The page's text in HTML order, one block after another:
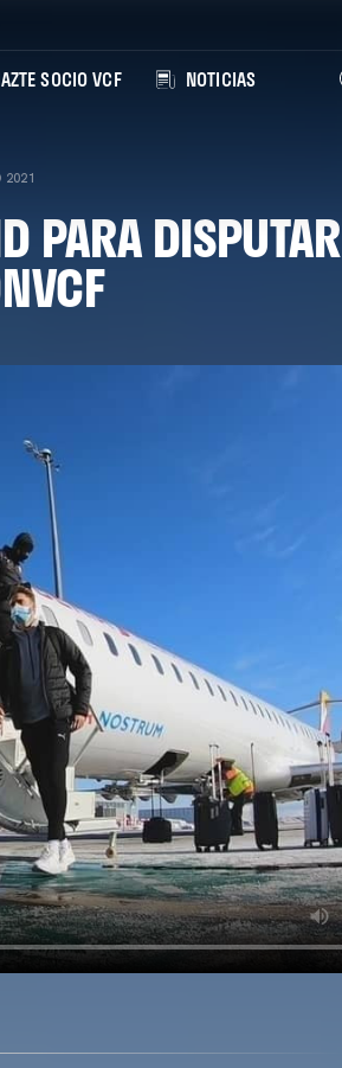
SOCIO VCF NOTICIAS
2021
PARA DISPUTAR